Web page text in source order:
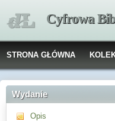
Cyfrowa
STRONA GŁÓWNA
Wydanie
Opis